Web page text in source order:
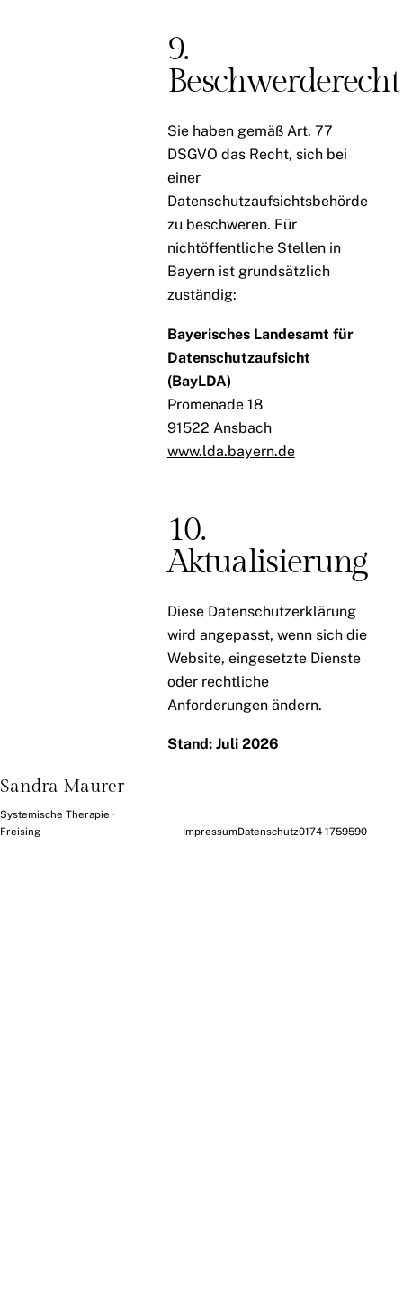
9.
Beschwerderecht
Sie haben gemäß Art. 77
DSGVO das Recht, sich bei
einer
Datenschutzaufsichtsbehörde
zu beschweren. Für
nichtöffentliche Stellen in
Bayern ist grundsätzlich
zuständig:
Bayerisches Landesamt für
Datenschutzaufsicht
(BayLDA)
Promenade 18
91522 Ansbach
www.lda.bayern.de
10.
Aktualisierung
Diese Datenschutzerklärung
wird angepasst, wenn sich die
Website, eingesetzte Dienste
oder rechtliche
Anforderungen ändern.
Stand: Juli 2026
Sandra Maurer
Systemische Therapie ·
Freising
ImpressumDatenschutz0174 1759590